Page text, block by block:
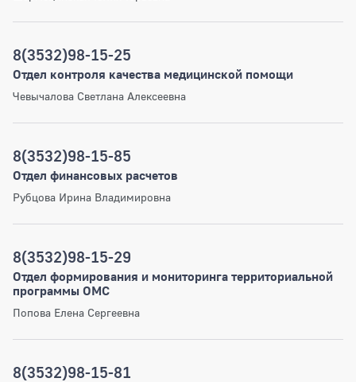
Отдел контроля качества медицинской помощи
Чевычалова Светлана Алексеевна
8(3532)98-15-25
Отдел финансовых расчетов
Рубцова Ирина Владимировна
8(3532)98-15-85
Отдел формирования и мониторинга территориальной
программы ОМС
Попова Елена Сергеевна
8(3532)98-15-29
8(3532)98-15-81